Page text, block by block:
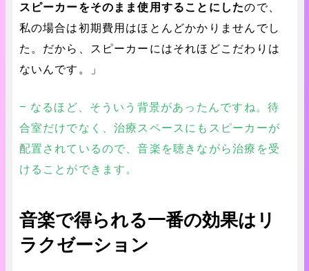
スピーカーをそのまま使用することにしたので、
私の場合は初期費用はほとんどかかりませんでし
た。だから、スピーカーにはそれほどこだわりは
ないんです。」
– なるほど、そういう背景があったんですね。待
合室だけでなく、治療スペースにもスピーカーが
配置されているので、音楽を聴きながら治療を受
けることができます。
音楽で得られる一番の効果はリ
ラクゼーション